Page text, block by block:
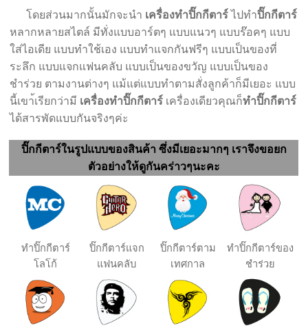
โดยส่วนมากนั้นมักจะนำ เครื่องทำปิ๊กกีตาร์ไปทำปิ๊กกีตาร์
หลากหลายสไตล์ มีทั่งแบบอาร์ตๆ แบบแนวๆ แบบร๊อคๆ แบบ
ใส่ไอเดีย แบบทำใช้เอง แบบทำแจกกันฟรีๆ แบบเป็นของที่
ระลึก แบบแจกแฟนคลับ แบบเป็นของขวัญ แบบเป็นของ
ชำร่วย ตามงานต่างๆ แม้แต่แบบทำตามสั่งลูกค้าก็มีเยอะ แบบ
นี้เขา้เรียกว่ามี เครื่องทำปิ๊กกีตาร์ เครื่องเดียวคุณก็ทำปิ๊กกีตาร์
ได้สารพัดแบบกันจริงๆค่ะ
ปิ๊กกีตาร์ในรูปแบบของสินค้า ซึ่งมีเยอะมากๆ เราจึงขอยก
ตัวอย่างให้ดูกันคร่าวๆนะคะ
ทำปิ๊กกีตาร์
โลโก้
ปิ๊กกีตาร์แจก
แฟนคลับ
ปิ๊กกีตาร์ตาม
เทศกาล
ทำปิ๊กกีตาร์ของ
ชำร่วย